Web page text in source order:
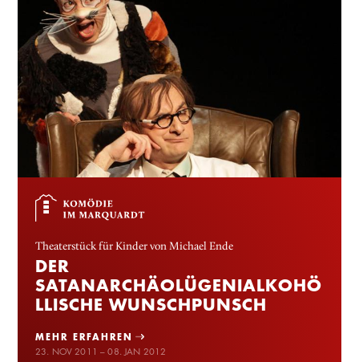
Theaterstück für Kinder von Michael Ende
DER
SATANARCHÄOLÜGENIALKOHÖ
LLISCHE WUNSCHPUNSCH
MEHR ERFAHREN
23. NOV 2011 – 08. JAN 2012